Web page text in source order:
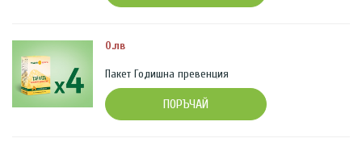
0.лв
Пакет Годишна превенция
ПОРЪЧАЙ